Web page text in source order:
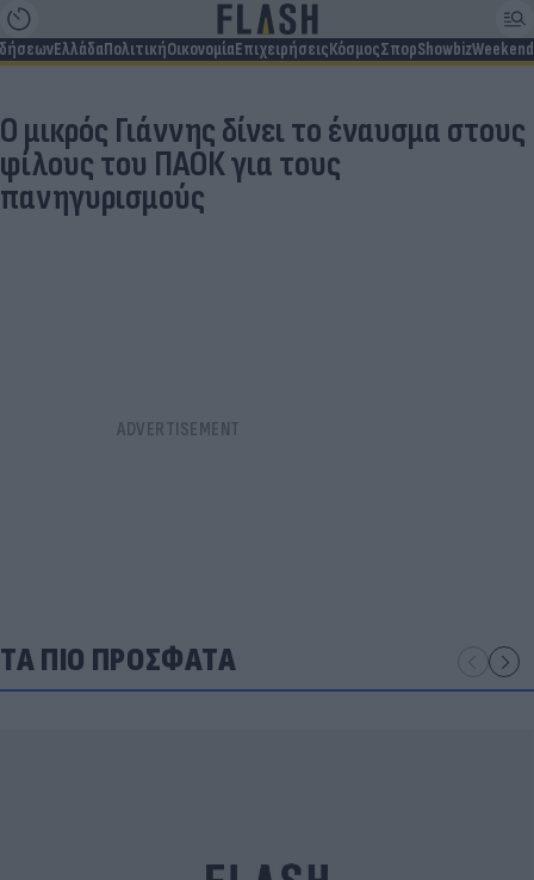
ΕλλάδαΠολιτικήΟικονομίαΕπιχειρήσειςΚόσμοςΣπορShowbizWeekend
Ο μικρός Γιάννης δίνει το έναυσμα στους
φίλους του ΠΑΟΚ για τους
πανηγυρισμούς
ΤΑ ΠΙΟ ΠΡΟΣΦΑΤΑ